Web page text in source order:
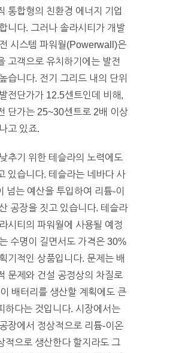
통합형의 친환경 에너지 기업
니다. 그러나 솔라시티가 개발
시스템 파워월(Powerwall)은
고객으로 유치하기에는 발전
습니다. 전기 그리드 내의 단위
전단가가 12.5센트인데 비해,
단가는 25~30센트로 2배 이상
고 있죠.
추기 위한 테슬라의 노력에도
있습니다. 테슬라는 네바다 사
넘는 예산을 투입하여 리튬-이
공장을 짓고 있습니다. 테슬라
시티의 파워월에 사용될 예정
수명이 길면서도 가격은 30%
기적인 상품입니다. 문제는 배
문제와 건설 공정상의 차질로
배터리를 생산할 계획에도 큰
하다는 것입니다. 시장에서는
장에서 정상적으로 리튬-이온
적으로 생산한다 할지라도 그